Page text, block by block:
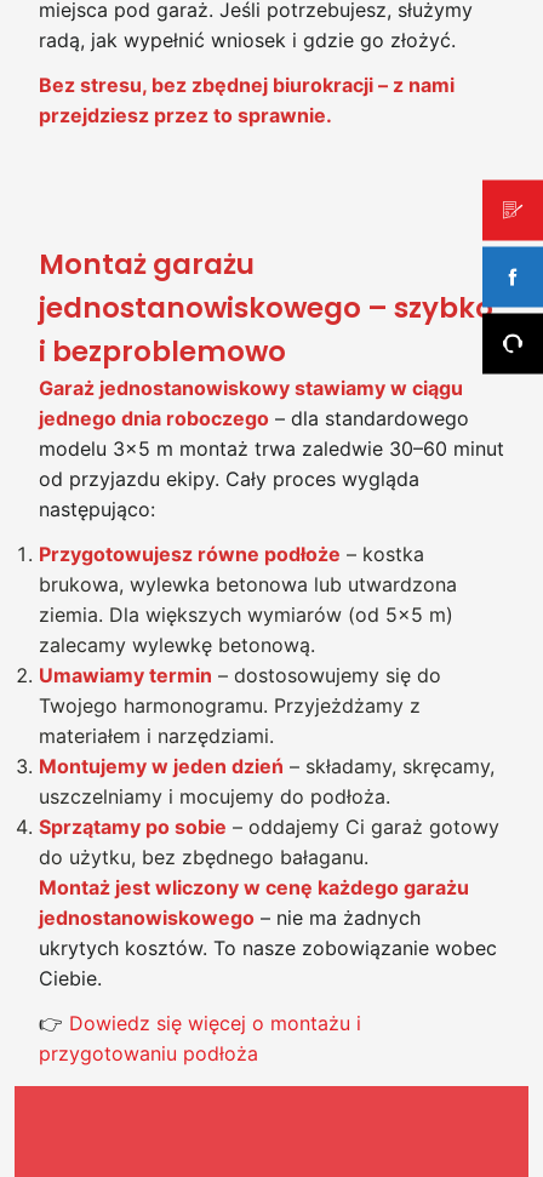
miejsca pod garaż. Jeśli potrzebujesz, służymy
radą, jak wypełnić wniosek i gdzie go złożyć.
Bez stresu, bez zbędnej biurokracji – z nami
przejdziesz przez to sprawnie.
Montaż garażu
jednostanowiskowego – szybko
i bezproblemowo
Garaż jednostanowiskowy stawiamy w ciągu
jednego dnia roboczego – dla standardowego
modelu 3×5 m montaż trwa zaledwie 30–60 minut
od przyjazdu ekipy. Cały proces wygląda
następująco:
Przygotowujesz równe podłoże – kostka
brukowa, wylewka betonowa lub utwardzona
ziemia. Dla większych wymiarów (od 5×5 m)
zalecamy wylewkę betonową.
Umawiamy termin – dostosowujemy się do
Twojego harmonogramu. Przyjeżdżamy z
materiałem i narzędziami.
Montujemy w jeden dzień – składamy, skręcamy,
uszczelniamy i mocujemy do podłoża.
Sprzątamy po sobie – oddajemy Ci garaż gotowy
do użytku, bez zbędnego bałaganu.
Montaż jest wliczony w cenę każdego garażu
jednostanowiskowego – nie ma żadnych
ukrytych kosztów. To nasze zobowiązanie wobec
Ciebie.
👉 Dowiedz się więcej o montażu i
przygotowaniu podłoża